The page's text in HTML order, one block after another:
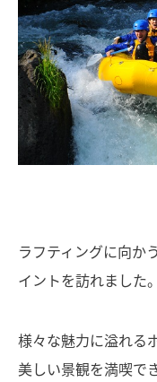
ラフティングに向か
イントを訪れました。
様々な魅力に溢れる
美しい景観を満喫で